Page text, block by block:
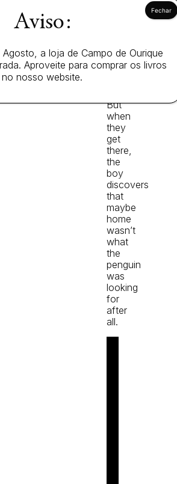
to
the
South
But
when
they
get
there,
the
boy
discovers
that
maybe
home
wasn’t
what
the
penguin
was
looking
for
after
all.
Aviso:
a loja de Campo de Ourique
Aproveite para comprar os livros
no nosso website.